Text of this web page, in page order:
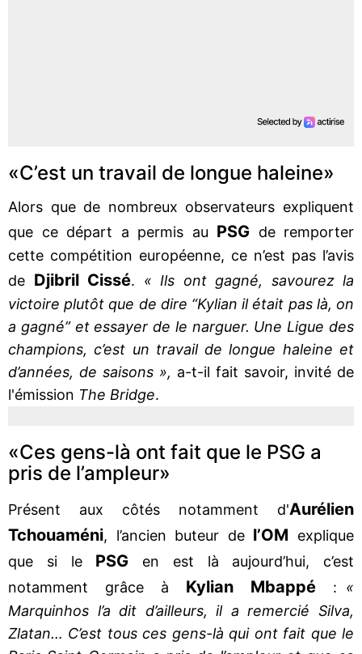
«C’est un travail de longue haleine»
Alors que de nombreux observateurs expliquent
que ce départ a permis au PSG de remporter
cette compétition européenne, ce n’est pas l’avis
de Djibril Cissé. « Ils ont gagné, savourez la
victoire plutôt que de dire “Kylian il était pas là, on
a gagné” et essayer de le narguer. Une Ligue des
champions, c’est un travail de longue haleine et
d’années, de saisons », a-t-il fait savoir, invité de
l'émission The Bridge.
«Ces gens-là ont fait que le PSG a
pris de l’ampleur»
Présent aux côtés notamment d'Aurélien
Tchouaméni, l’ancien buteur de l’OM explique
que si le PSG en est là aujourd’hui, c’est
notamment grâce à Kylian Mbappé : «
Marquinhos l’a dit d’ailleurs, il a remercié Silva,
Zlatan… C’est tous ces gens-là qui ont fait que le